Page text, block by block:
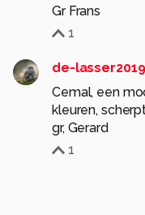
Gr Frans
1
de-lasser2019
Cemal, een
kleuren,
gr, Gerard
1